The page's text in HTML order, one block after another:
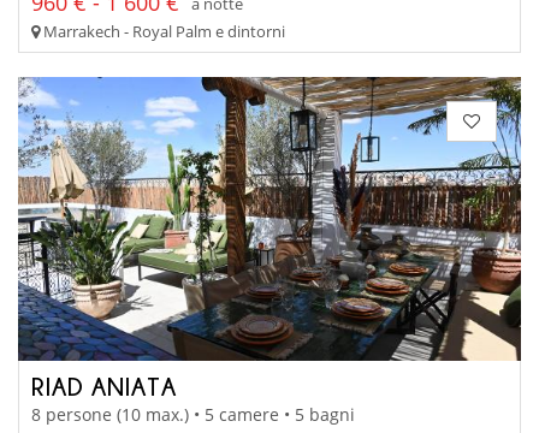
Marrakech - Royal Palm e dintorni
RIAD ANIATA
8 persone (10 max.) • 5 camere • 5 bagni